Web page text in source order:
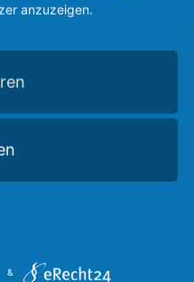
Plenarrede
Unternehmen
anzuzeigen.
&